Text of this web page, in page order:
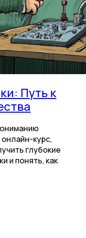
Путь к
курс,
глубокие
и понять, как